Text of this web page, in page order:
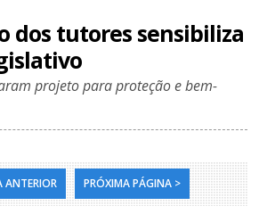
dos tutores sensibiliza
projeto para proteção e bem-
ANTERIOR PRÓXIMA PÁGINA >